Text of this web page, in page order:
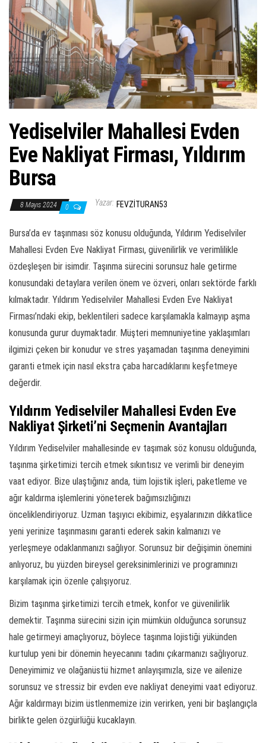
i
r
Yediselviler Mahallesi Evden
Eve Nakliyat Firması, Yıldırım
Bursa
8 Mayıs 2024 0 Yazar: FEVZITURAN53
Bursa’da ev taşınması söz konusu olduğunda, Yıldırım Yediselviler
Mahallesi Evden Eve Nakliyat Firması, güvenilirlik ve verimlilikle
özdeşleşen bir isimdir. Taşınma sürecini sorunsuz hale getirme
konusundaki detaylara verilen önem ve özveri, onları sektörde farklı
kılmaktadır. Yıldırım Yediselviler Mahallesi Evden Eve Nakliyat
Firması’ndaki ekip, beklentileri sadece karşılamakla kalmayıp aşma
konusunda gurur duymaktadır. Müşteri memnuniyetine yaklaşımları
ilgimizi çeken bir konudur ve stres yaşamadan taşınma deneyimini
garanti etmek için nasıl ekstra çaba harcadıklarını keşfetmeye
değerdir.
Yıldırım Yediselviler Mahallesi Evden Eve
Nakliyat Şirketi’ni Seçmenin Avantajları
Yıldırım Yediselviler mahallesinde ev taşımak söz konusu olduğunda,
taşınma şirketimizi tercih etmek sıkıntısız ve verimli bir deneyim
vaat ediyor. Bize ulaştığınız anda, tüm lojistik işleri, paketleme ve
ağır kaldırma işlemlerini yöneterek bağımsızlığınızı
önceliklendiriyoruz. Uzman taşıyıcı ekibimiz, eşyalarınızın dikkatlice
yeni yerinize taşınmasını garanti ederek sakin kalmanızı ve
yerleşmeye odaklanmanızı sağlıyor. Sorunsuz bir değişimin önemini
anlıyoruz, bu yüzden bireysel gereksinimlerinizi ve programınızı
karşılamak için özenle çalışıyoruz.
Bizim taşınma şirketimizi tercih etmek, konfor ve güvenilirlik
demektir. Taşınma sürecini sizin için mümkün olduğunca sorunsuz
hale getirmeyi amaçlıyoruz, böylece taşınma lojistiği yükünden
kurtulup yeni bir dönemin heyecanını tadını çıkarmanızı sağlıyoruz.
Deneyimimiz ve olağanüstü hizmet anlayışımızla, size ve ailenize
sorunsuz ve stressiz bir evden eve nakliyat deneyimi vaat ediyoruz.
Ağır kaldırmayı bizim üstlenmemize izin verirken, yeni bir başlangıçla
birlikte gelen özgürlüğü kucaklayın.